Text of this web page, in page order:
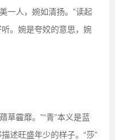
一人，婉如清扬。”读起
。婉是夸姣的意思，婉
草靃靡。”“青”本义是蓝
述旺盛年少的样子。“莎”